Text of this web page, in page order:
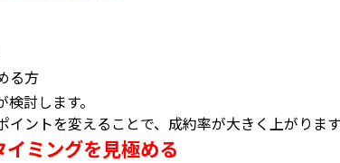
る方
討します。
イントを変えることで、成約率が大きく上がります
イミングを見極める